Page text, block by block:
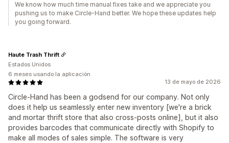
We know how much time manual fixes take and we appreciate you
pushing us to make Circle-Hand better. We hope these updates help
you going forward.
13 de mayo de 2026
Circle-Hand has been a godsend for our company. Not only
does it help us seamlessly enter new inventory [we're a brick
and mortar thrift store that also cross-posts online], but it also
provides barcodes that communicate directly with Shopify to
make all modes of sales simple. The software is very
Haute Trash Thrift
Estados Unidos
6 meses usando la aplicación